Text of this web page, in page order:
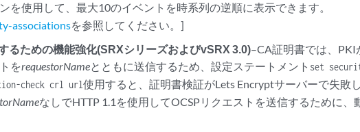
を使用して、最大10のイベントを時系列の逆順に表示できます。
associationsを参照してください。]
るための機能強化(SRXシリーズおよびvSRX 3.0)–CA証明書では、PKI
をrequestorNameとともに送信するため、設定ステートメント set
check crl url使用すると、証明書検証がLets Encryptサーバーで失敗し
なしでHTTP 1.1を使用してOCSPリクエストを送信するために、